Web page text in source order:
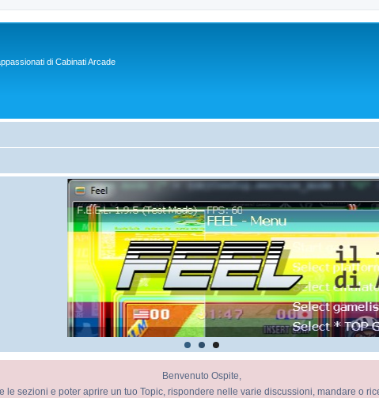
di Cabinati Arcade
Benvenuto Ospite,
le sezioni e poter aprire un tuo Topic, rispondere nelle varie discussioni, mandare o